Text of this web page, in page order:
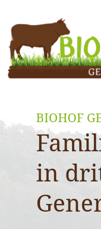
BIOHOF
in